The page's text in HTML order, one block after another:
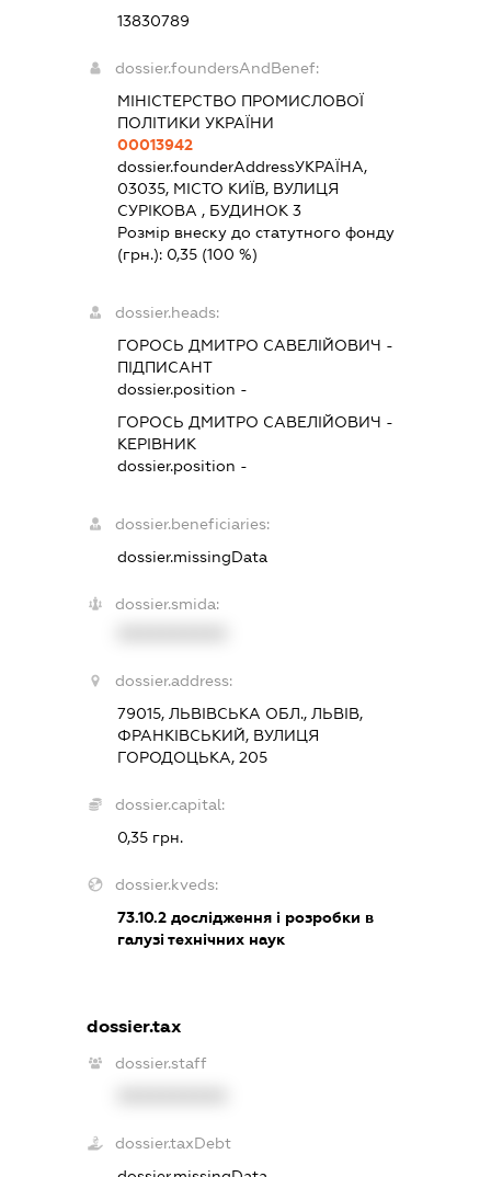
13830789
dossier.foundersAndBenef:
МІНІСТЕРСТВО ПРОМИСЛОВОЇ
ПОЛІТИКИ УКРАЇНИ
00013942
dossier.founderAddressУКРАЇНА,
03035, МІСТО КИЇВ, ВУЛИЦЯ
СУРІКОВА , БУДИНОК 3
Розмір внеску до статутного фонду
(грн.): 0,35(100 %)
dossier.heads:
ГОРОСЬ ДМИТРО САВЕЛІЙОВИЧ -
ПІДПИСАНТ
dossier.position -
ГОРОСЬ ДМИТРО САВЕЛІЙОВИЧ -
КЕРІВНИК
dossier.position -
dossier.beneficiaries:
dossier.missingData
dossier.smida:
dossier.address:
79015, ЛЬВІВСЬКА ОБЛ., ЛЬВІВ,
ФРАНКІВСЬКИЙ, ВУЛИЦЯ
ГОРОДОЦЬКА, 205
dossier.capital:
0,35 грн.
dossier.kveds:
73.10.2дослідження і розробки в
галузі технічних наук
dossier.tax
dossier.staff
dossier.taxDebt